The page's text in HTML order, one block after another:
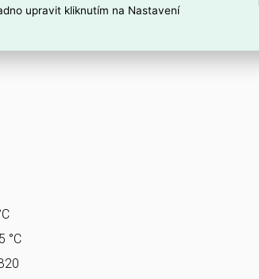
°C
upravit kliknutím na Nastavení